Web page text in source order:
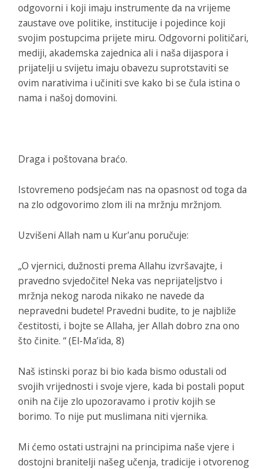
odgovorni i koji imaju instrumente da na vrijeme
zaustave ove politike, institucije i pojedince koji
svojim postupcima prijete miru. Odgovorni političari,
mediji, akademska zajednica ali i naša dijaspora i
prijatelji u svijetu imaju obavezu suprotstaviti se
ovim narativima i učiniti sve kako bi se čula istina o
nama i našoj domovini.
Draga i poštovana braćo.
Istovremeno podsjećam nas na opasnost od toga da
na zlo odgovorimo zlom ili na mržnju mržnjom.
Uzvišeni Allah nam u Kur'anu poručuje:
„O vjernici, dužnosti prema Allahu izvršavajte, i
pravedno svjedočite! Neka vas neprijateljstvo i
mržnja nekog naroda nikako ne navede da
nepravedni budete! Pravedni budite, to je najbliže
čestitosti, i bojte se Allaha, jer Allah dobro zna ono
što činite. “ (El-Ma’ida, 8)
Naš istinski poraz bi bio kada bismo odustali od
svojih vrijednosti i svoje vjere, kada bi postali poput
onih na čije zlo upozoravamo i protiv kojih se
borimo. To nije put muslimana niti vjernika.
Mi ćemo ostati ustrajni na principima naše vjere i
dostojni branitelji našeg učenja, tradicije i otvorenog